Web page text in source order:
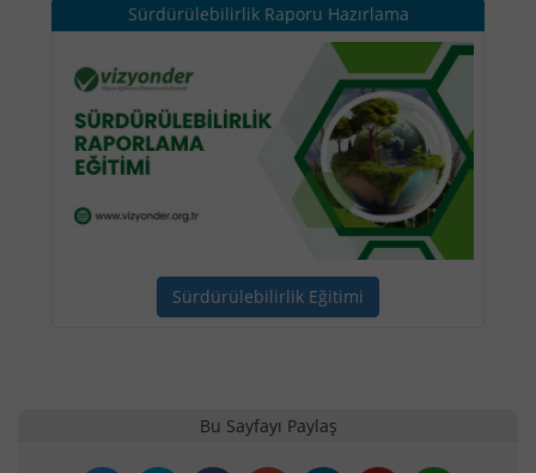
Sürdürülebilirlik Raporu Hazırlama
Sürdürülebilirlik Eğitimi
Bu Sayfayı Paylaş